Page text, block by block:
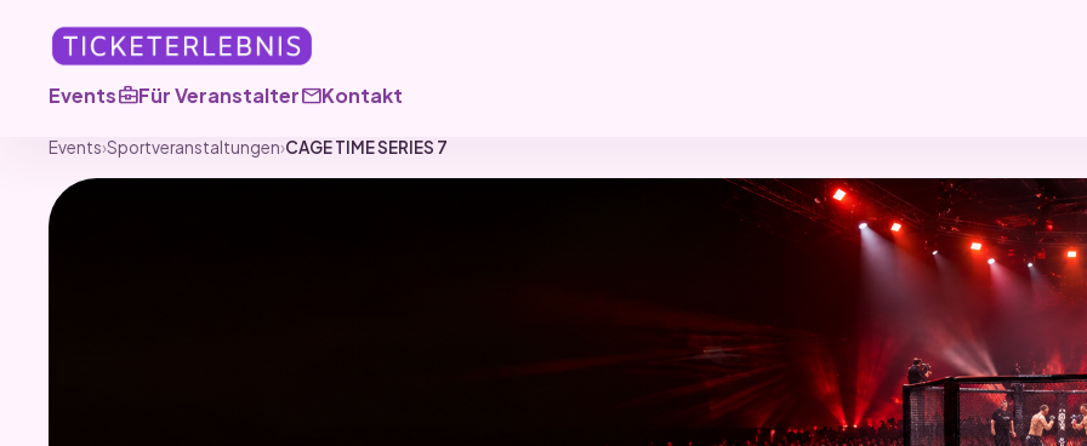
Eventsbusiness_centerFür VeranstaltermailKontakt
Events›Sportveranstaltungen›CAGE TIME SERIES 7